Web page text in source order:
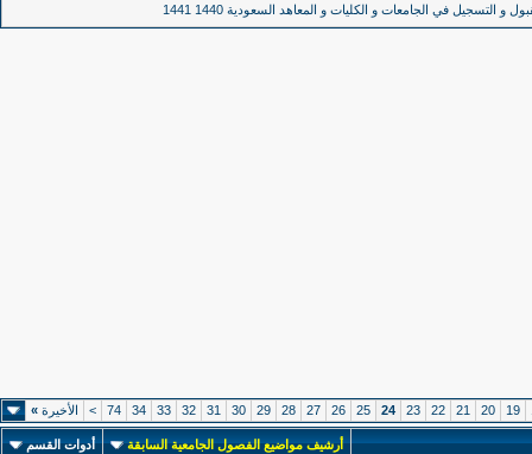
التسجيل في الجامعات و الكليات و المعاهد السعودية 1440 1441
19
20
21
22
23
24
25
26
27
28
29
30
31
32
33
34
74
> الأخيرة »
أرشيف مواضيع الفصول الجامعية السابقة أدوات القسم